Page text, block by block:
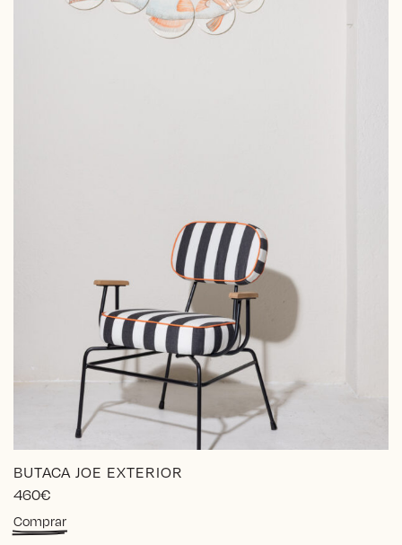
BUTACA JOE EXTERIOR
460€
Comprar